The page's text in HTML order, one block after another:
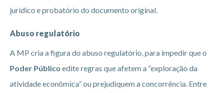
jurídico e probatório do documento original.
Abuso regulatório
A MP cria a figura do abuso regulatório, para impedir que o
Poder Público edite regras que afetem a “exploração da
atividade econômica” ou prejudiquem a concorrência. Entre